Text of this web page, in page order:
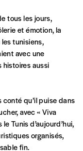
du prix
service, qui
payer le prix
rendre nos
et
valeurs de
égale
cette
de l’équipe
vos
tous les jours,
et émotion, la
tunisiens,
avec une
aussi
qu’il puise dans
avec « Viva
Tunis d’aujourd’hui,
organisés,
fin.